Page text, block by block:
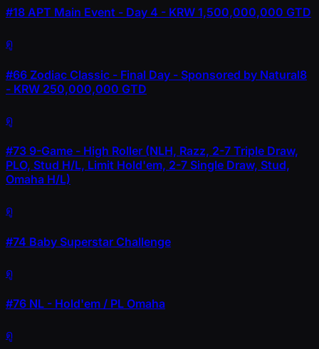
#18 APT Main Event - Day 4 - KRW 1,500,000,000 GTD
ดู
#66 Zodiac Classic - Final Day - Sponsored by Natural8
- KRW 250,000,000 GTD
ดู
#73 9-Game - High Roller (NLH, Razz, 2-7 Triple Draw,
PLO, Stud H/L, Limit Hold'em, 2-7 Single Draw, Stud,
Omaha H/L)
ดู
#74 Baby Superstar Challenge
ดู
#76 NL - Hold'em / PL Omaha
ดู